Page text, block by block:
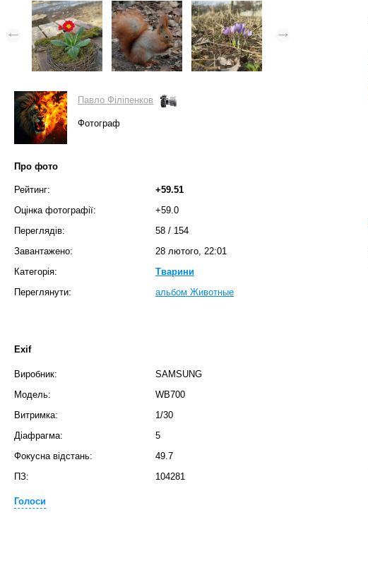
Павло Філіпенков
Фотограф
Про фото
Рейтинг:
+59.51
Оцінка фотографії:
+59.0
Переглядів:
58 / 154
Завантажено:
28 лютого, 22:01
Категорія:
Тварини
Переглянути:
альбом Животные
Exif
Виробник:
SAMSUNG
Модель:
WB700
Витримка:
1/30
Діафрагма:
5
Фокусна відстань:
49.7
ПЗ:
104281
Голоси